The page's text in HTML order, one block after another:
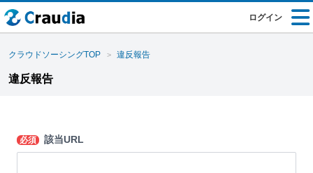
ログイン
クラウドソーシングTOP 違反報告
違反報告
必須 該当URL